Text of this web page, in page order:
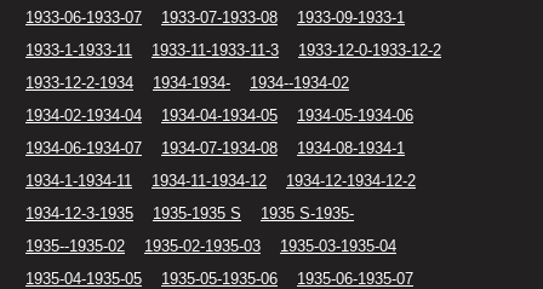
1933-06-1933-07
1933-07-1933-08
1933-09-1933-1
1933-1-1933-11
1933-11-1933-11-3
1933-12-0-1933-12-2
1933-12-2-1934
1934-1934-
1934--1934-02
1934-02-1934-04
1934-04-1934-05
1934-05-1934-06
1934-06-1934-07
1934-07-1934-08
1934-08-1934-1
1934-1-1934-11
1934-11-1934-12
1934-12-1934-12-2
1934-12-3-1935
1935-1935 S
1935 S-1935-
1935--1935-02
1935-02-1935-03
1935-03-1935-04
1935-04-1935-05
1935-05-1935-06
1935-06-1935-07